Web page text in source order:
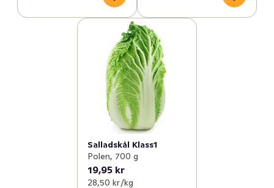
Salladskål Klass1
Polen, 700 g
19,95 kr
28,50 kr /kg